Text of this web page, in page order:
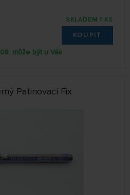
SKLADEM 1 KS
KOUPIT
může být u Vás
Patinovací Fix